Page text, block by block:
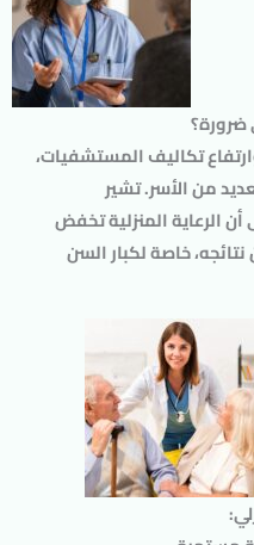
ضرورة؟
تكاليف المستشفيات،
من الأسر. تشير
أن الرعاية المنزلية تخفض
40% مع تحسين نتائجه، خاصة لكبار السن